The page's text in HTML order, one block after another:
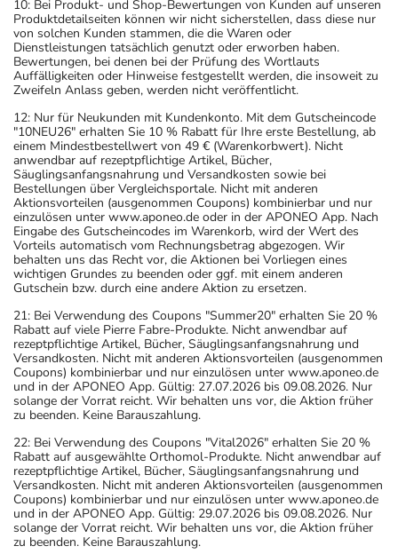
10: Bei Produkt- und Shop-Bewertungen von Kunden auf unseren
Produktdetailseiten können wir nicht sicherstellen, dass diese nur
von solchen Kunden stammen, die die Waren oder
Dienstleistungen tatsächlich genutzt oder erworben haben.
Bewertungen, bei denen bei der Prüfung des Wortlauts
Auffälligkeiten oder Hinweise festgestellt werden, die insoweit zu
Zweifeln Anlass geben, werden nicht veröffentlicht.
12: Nur für Neukunden mit Kundenkonto. Mit dem Gutscheincode
"10NEU26" erhalten Sie 10 % Rabatt für Ihre erste Bestellung, ab
einem Mindestbestellwert von 49 € (Warenkorbwert). Nicht
anwendbar auf rezeptpflichtige Artikel, Bücher,
Säuglingsanfangsnahrung und Versandkosten sowie bei
Bestellungen über Vergleichsportale. Nicht mit anderen
Aktionsvorteilen (ausgenommen Coupons) kombinierbar und nur
einzulösen unter www.aponeo.de oder in der APONEO App. Nach
Eingabe des Gutscheincodes im Warenkorb, wird der Wert des
Vorteils automatisch vom Rechnungsbetrag abgezogen. Wir
behalten uns das Recht vor, die Aktionen bei Vorliegen eines
wichtigen Grundes zu beenden oder ggf. mit einem anderen
Gutschein bzw. durch eine andere Aktion zu ersetzen.
21: Bei Verwendung des Coupons "Summer20" erhalten Sie 20 %
Rabatt auf viele Pierre Fabre-Produkte. Nicht anwendbar auf
rezeptpflichtige Artikel, Bücher, Säuglingsanfangsnahrung und
Versandkosten. Nicht mit anderen Aktionsvorteilen (ausgenommen
Coupons) kombinierbar und nur einzulösen unter www.aponeo.de
und in der APONEO App. Gültig: 27.07.2026 bis 09.08.2026. Nur
solange der Vorrat reicht. Wir behalten uns vor, die Aktion früher
zu beenden. Keine Barauszahlung.
22: Bei Verwendung des Coupons "Vital2026" erhalten Sie 20 %
Rabatt auf ausgewählte Orthomol-Produkte. Nicht anwendbar auf
rezeptpflichtige Artikel, Bücher, Säuglingsanfangsnahrung und
Versandkosten. Nicht mit anderen Aktionsvorteilen (ausgenommen
Coupons) kombinierbar und nur einzulösen unter www.aponeo.de
und in der APONEO App. Gültig: 29.07.2026 bis 09.08.2026. Nur
solange der Vorrat reicht. Wir behalten uns vor, die Aktion früher
zu beenden. Keine Barauszahlung.